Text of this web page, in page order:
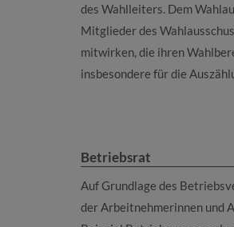
des Wahlleiters. Dem
Mitglieder des
mitwirken, die ihren
insbesondere für die
Betriebsrat
Auf Grundlage des
der Arbeitnehmerinnen und